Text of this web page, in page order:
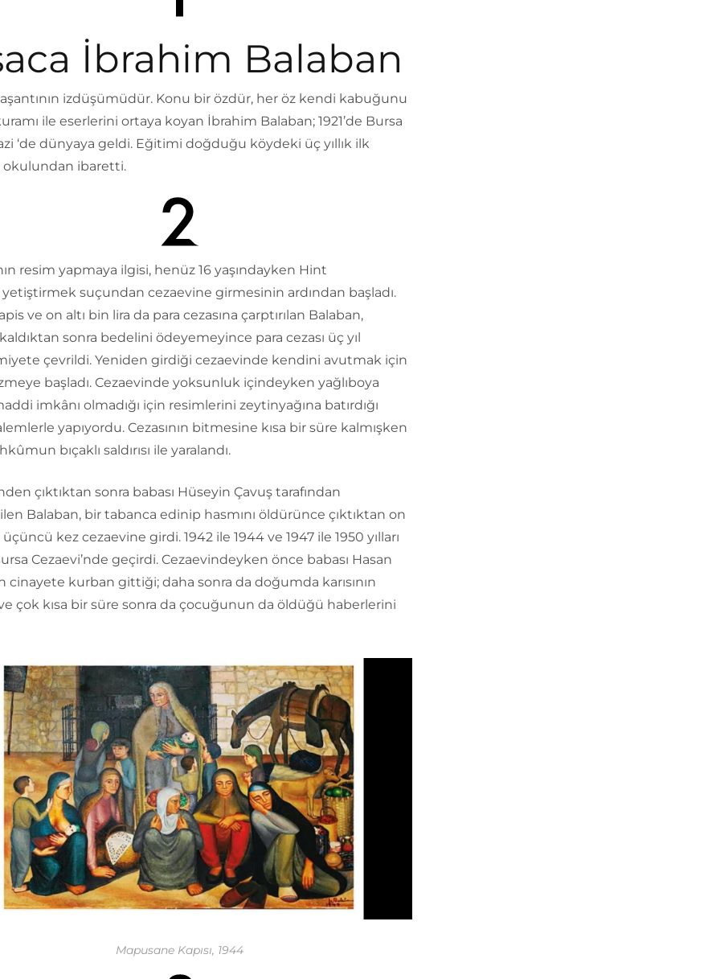
İbrahim Balaban
izdüşümüdür. Konu bir özdür, her öz kendi kabuğunu
ile eserlerini ortaya koyan İbrahim Balaban; 1921’de Bursa
‘de dünyaya geldi. Eğitimi doğduğu köydeki üç yıllık ilk
ibaretti.
resim yapmaya ilgisi, henüz 16 yaşındayken Hint
suçundan cezaevine girmesinin ardından başladı.
ve on altı bin lira da para cezasına çarptırılan Balaban,
sonra bedelini ödeyemeyince para cezası üç yıl
çevrildi. Yeniden girdiği cezaevinde kendini avutmak için
başladı. Cezaevinde yoksunluk içindeyken yağlıboya
imkânı olmadığı için resimlerini zeytinyağına batırdığı
yapıyordu. Cezasının bitmesine kısa bir süre kalmışken
bıçaklı saldırısı ile yaralandı.
çıktıktan sonra babası Hüseyin Çavuş tarafından
Balaban, bir tabanca edinip hasmını öldürünce çıktıktan on
kez cezaevine girdi. 1942 ile 1944 ve 1947 ile 1950 yılları
Cezaevi’nde geçirdi. Cezaevindeyken önce babası Hasan
cinayete kurban gittiği; daha sonra da doğumda karısının
çok kısa bir süre sonra da çocuğunun da öldüğü haberlerini
Mapusane Kapısı, 1944